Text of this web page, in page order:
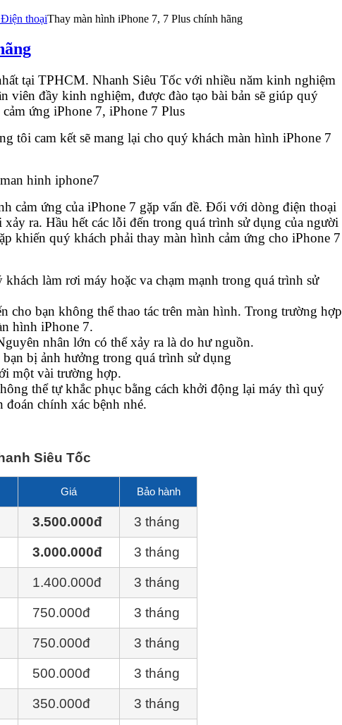
thoạiThay màn hình iPhone 7, 7 Plus chính hãng
tại TPHCM. Nhanh Siêu Tốc với nhiều năm kinh nghiệm
viên đầy kinh nghiệm, được đào tạo bài bản sẽ giúp quý
ứng iPhone 7, iPhone 7 Plus
tôi cam kết sẽ mang lại cho quý khách màn hình iPhone 7
cảm ứng của iPhone 7 gặp vấn đề. Đối với dòng điện thoại
ra. Hầu hết các lỗi đến trong quá trình sử dụng của người
khiến quý khách phải thay màn hình cảm ứng cho iPhone 7
làm rơi máy hoặc va chạm mạnh trong quá trình sử
cho bạn không thể thao tác trên màn hình. Trong trường hợp
hình iPhone 7.
nhân lớn có thể xảy ra là do hư nguồn.
bị ảnh hưởng trong quá trình sử dụng
một vài trường hợp.
thể tự khắc phục bằng cách khởi động lại máy thì quý
chính xác bệnh nhé.
Siêu Tốc
Giá Bảo hành
3.500.000đ 3 tháng
3.000.000đ 3 tháng
1.400.000đ 3 tháng
750.000đ 3 tháng
750.000đ 3 tháng
500.000đ 3 tháng
350.000đ 3 tháng